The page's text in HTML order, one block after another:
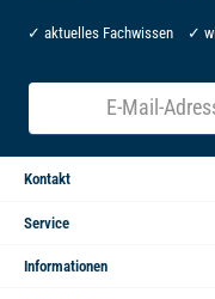
✓ aktuelles Fachwissen ✓
Kontakt
Service
Informationen